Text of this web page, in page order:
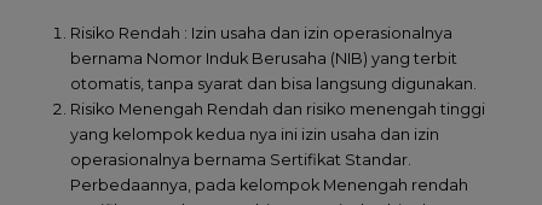
Risiko Rendah : Izin usaha dan izin operasionalnya
bernama Nomor Induk Berusaha (NIB) yang terbit
otomatis, tanpa syarat dan bisa langsung digunakan.
Risiko Menengah Rendah dan risiko menengah tinggi
yang kelompok kedua nya ini izin usaha dan izin
operasionalnya bernama Sertifikat Standar.
Perbedaannya, pada kelompok Menengah rendah